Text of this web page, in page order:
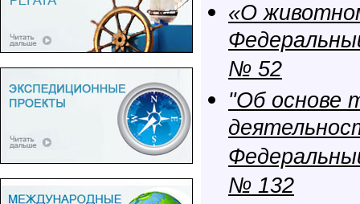
«О
№ 52
"Об основе
№ 132